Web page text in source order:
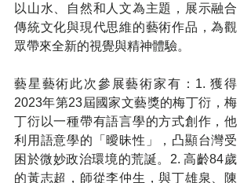
以山水、自然和人文為主題，展示融合
傳統文化與現代思維的藝術作品，為觀
眾帶來全新的視覺與精神體驗。
藝星藝術此次參展藝術家有：1. 獲得
2023年第23屆國家文藝獎的梅丁衍，梅
丁衍以一種帶有語言學的方式創作，他
利用語意學的「曖昧性」，凸顯台灣受
困於微妙政治環境的荒誕。2. 高齡84歲
的黃志超，師從李仲生，與丁雄泉、陳